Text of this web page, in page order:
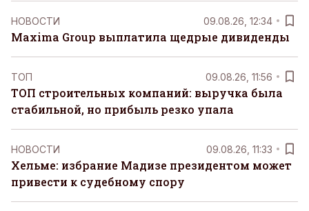
НОВОСТИ 09.08.26, 12:34
Maxima Group выплатила щедрые дивиденды
ТОП 09.08.26, 11:56
ТОП строительных компаний: выручка была
стабильной, но прибыль резко упала
НОВОСТИ 09.08.26, 11:33
Хельме: избрание Мадизе президентом может
привести к судебному спору